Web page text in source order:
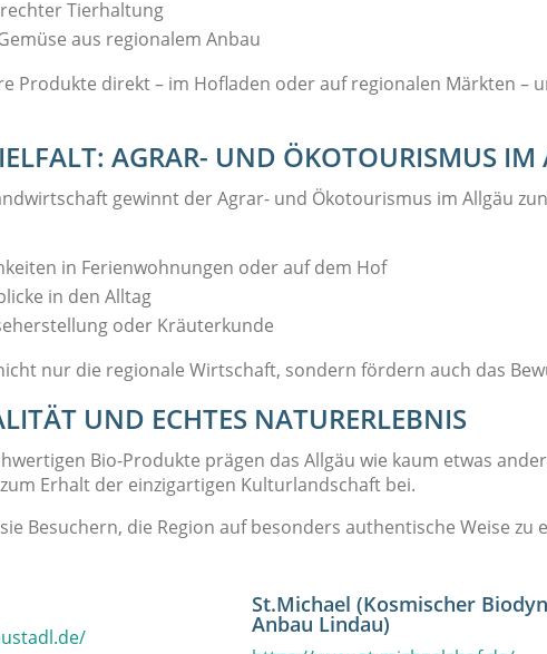
Tierhaltung
aus regionalem Anbau
Produkte direkt – im Hofladen oder auf regionalen Märkten –
AGRAR- UND ÖKOTOURISMUS
gewinnt der Agrar- und Ökotourismus im Allgäu
in Ferienwohnungen oder auf dem Hof
in den Alltag
oder Kräuterkunde
nur die regionale Wirtschaft, sondern fördern auch das
UND ECHTES NATURERLEBNIS
Bio-Produkte prägen das Allgäu wie kaum etwas
Erhalt der einzigartigen Kulturlandschaft bei.
Besuchern, die Region auf besonders authentische Weise
St.Michael (Kosmischer
Anbau Lindau)